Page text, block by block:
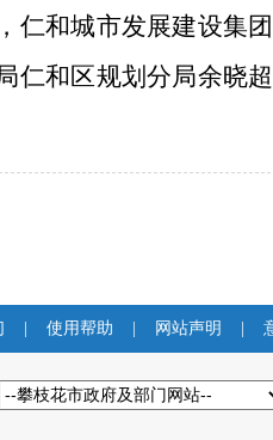
仁和城市发展建设集
仁和区规划分局余晓
使用帮助 网站声明